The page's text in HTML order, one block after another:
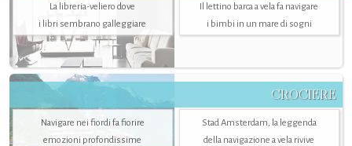
La libreria-veliero dove
i libri sembrano galleggiare
Il lettino barca a vela fa navigare
i bimbi in un mare di sogni
CROCIERE
Navigare nei fiordi fa fiorire
emozioni profondissime
Stad Amsterdam, la leggenda
della navigazione a vela rivive